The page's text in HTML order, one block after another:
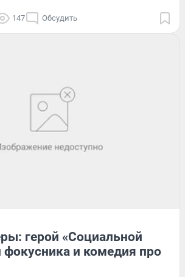
147 Обсудить
герой «Социальной
фокусника и комедия про